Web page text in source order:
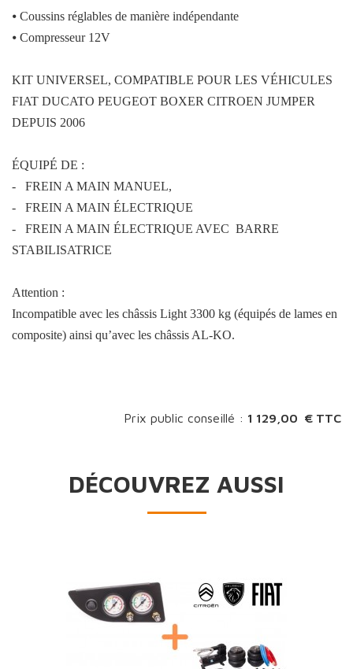
⦁ Coussins réglables de manière indépendante
⦁ Compresseur 12V
KIT UNIVERSEL, COMPATIBLE POUR LES VÉHICULES
FIAT DUCATO PEUGEOT BOXER CITROEN JUMPER
DEPUIS 2006
ÉQUIPÉ DE :
- FREIN A MAIN MANUEL,
- FREIN A MAIN ÉLECTRIQUE
- FREIN A MAIN ÉLECTRIQUE AVEC BARRE
STABILISATRICE
Attention :
Incompatible avec les châssis Light 3300 kg (équipés de lames en
composite) ainsi qu’avec les châssis AL-KO.
Prix public conseillé : 1 129,00 € TTC
DÉCOUVREZ AUSSI